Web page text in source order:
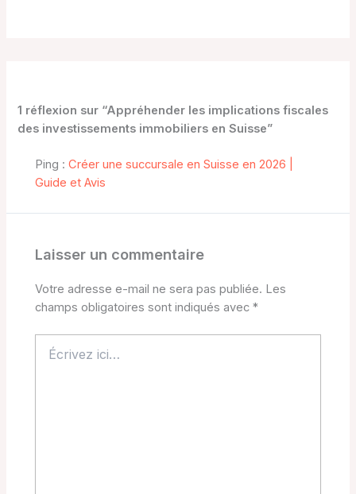
1 réflexion sur “Appréhender les implications fiscales
des investissements immobiliers en Suisse”
Ping :Créer une succursale en Suisse en 2026 |
Guide et Avis
Laisser un commentaire
Votre adresse e-mail ne sera pas publiée. Les
champs obligatoires sont indiqués avec*
ici…